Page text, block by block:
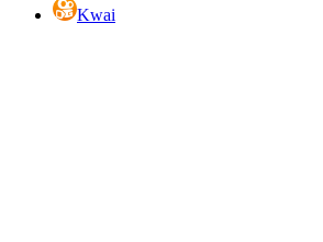
Kwai